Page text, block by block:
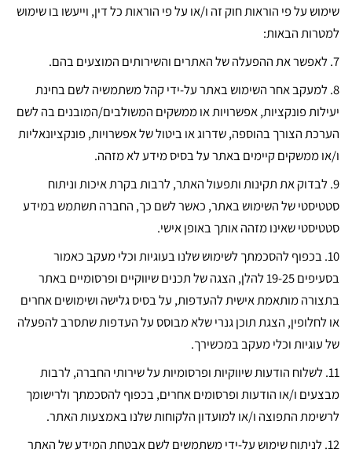
שימוש על פי הוראות חוק זה ו/או על פי הוראות כל דין, וייעשו בו שימוש
למטרות הבאות:
7. לאפשר את ההפעלה של האתרים והשירותים המוצעים בהם.
8. למעקב אחר השימוש באתר על-ידי קהל משתמשיה לשם בחינת
יעילות פונקציות, אפשרויות או ממשקים המשולבים/המובנים בה לשם
הערכת הצורך בהוספה, שדרוג או ביטול של אפשרויות, פונקציונאליות
ו/או ממשקים קיימים באתר על בסיס מידע לא מזהה.
9. לבדוק את תקינות ותפעול האתר, לרבות בקרת איכות וניתוח
סטטיסטי של השימוש באתר, כאשר לשם כך, החברה תשתמש במידע
סטטיסטי שאינו מזהה אותך באופן אישי.
10. בכפוף להסכמתך לשימוש שלנו בעוגיות וכלי מעקב כאמור
בסעיפים 19-25 להלן, הצגה של תכנים שיווקיים ופרסומיים באתר
בתצורה מותאמת אישית להעדפות, על בסיס גלישה ושימושים אחרים
או לחלופין, הצגת תוכן גנרי שלא מבוסס על העדפות שתסרב להפעלה
של עוגיות וכלי מעקב במכשירך.
11. לשלוח הודעות שיווקיות ופרסומיות על שירותי החברה, לרבות
מבצעים ו/או הודעות ופרסומים אחרים, בכפוף להסכמתך ולרישומך
לרשימת התפוצה ו/או למועדון הלקוחות שלנו באמצעות האתר.
12. לניתוח שימוש על-ידי משתמשים לשם אבטחת המידע של האתר